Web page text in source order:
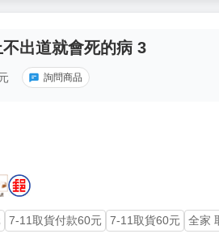
出道就會死的病 3
詢問商品
7-11取貨付款60元 7-11取貨60元
全家